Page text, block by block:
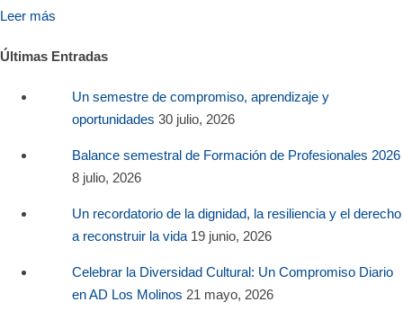
Leer más
Últimas Entradas
Un semestre de compromiso, aprendizaje y
oportunidades 30 julio, 2026
Balance semestral de Formación de Profesionales 2026
8 julio, 2026
Un recordatorio de la dignidad, la resiliencia y el derecho
a reconstruir la vida 19 junio, 2026
Celebrar la Diversidad Cultural: Un Compromiso Diario
en AD Los Molinos 21 mayo, 2026